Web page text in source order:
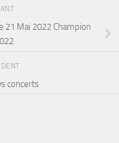
21 Mai 2022 Champion
concerts